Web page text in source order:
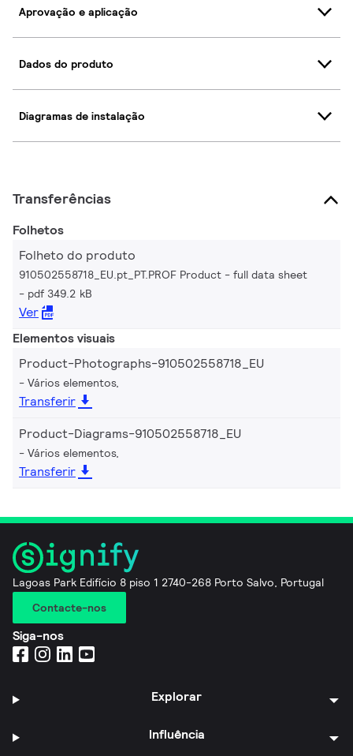
Aprovação e aplicação
Dados do produto
Diagramas de instalação
Transferências
Folhetos
Folheto do produto
910502558718_EU.pt_PT.PROF Product - full data sheet
pdf 349.2 kB
Ver
Elementos visuais
Product-Photographs-910502558718_EU
Vários elementos,
Transferir
Product-Diagrams-910502558718_EU
Vários elementos,
Transferir
Lagoas Park Edifício 8 piso 1 2740-268 Porto Salvo, Portugal
Contacte-nos
Siga-nos
Explorar
Influência